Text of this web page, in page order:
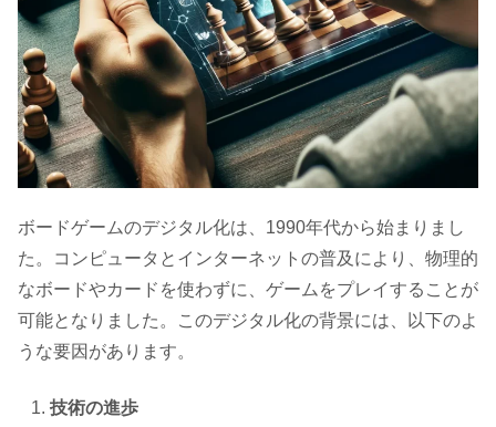
ボードゲームのデジタル化は、1990年代から始まりまし
た。コンピュータとインターネットの普及により、物理的
なボードやカードを使わずに、ゲームをプレイすることが
可能となりました。このデジタル化の背景には、以下のよ
うな要因があります。
技術の進歩